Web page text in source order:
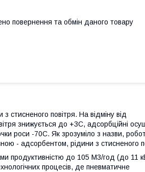
повернення та обмін даного товару
стисненого повітря. На відміну від
знижується до +3С, адсорбційні
роси -70С. Як зрозуміло з назви,
- адсорбентом, рідини з стисненого
продуктивністю до 105 М3/год (до 11
процесів, де пневматичне